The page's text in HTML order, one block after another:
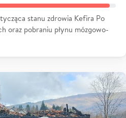
stanu zdrowia Kefira Po
oraz pobraniu płynu mózgowo-